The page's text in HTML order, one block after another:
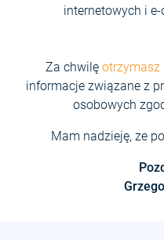
internetowych i
Za chwilę otrzymasz
informacje związane z
osobowych
Mam nadzieję, ze